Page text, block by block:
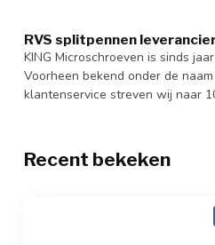
RVS splitpennen
KING Microschroeven is sinds
Voorheen bekend onder de
klantenservice streven wij naar
Recent bekeken